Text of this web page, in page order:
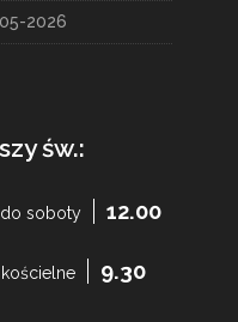
2026
św.:
soboty 12.00
9.30